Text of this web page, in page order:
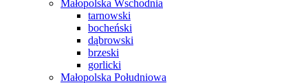
Małopolska Wschodnia
tarnowski
bocheński
dąbrowski
brzeski
gorlicki
Małopolska Południowa